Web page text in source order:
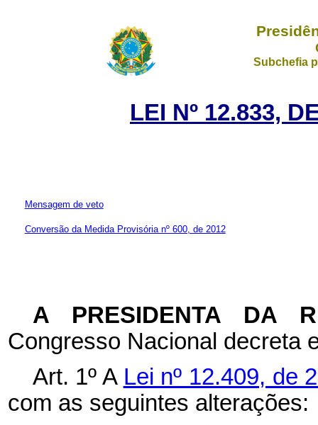
Subchefia
LEI Nº 12.833,
Mensagem de veto
Conversão da Medida Provisória nº 600, de 2012
A PRESIDENTA DA
Congresso Nacional decreta
Art. 1º A Lei nº 12.409, de
com as seguintes alterações: